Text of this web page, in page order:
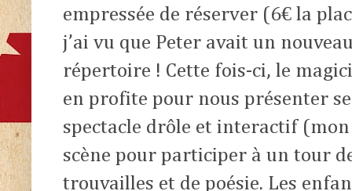
empressée de réserver (6€ la
j’ai vu que Peter avait un
répertoire ! Cette fois-ci, le
en profite pour nous présenter
spectacle drôle et interactif
scène pour participer à un tour
trouvailles et de poésie. Les